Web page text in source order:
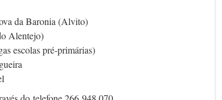
da Baronia (Alvito)
Alentejo)
escolas pré-primárias)